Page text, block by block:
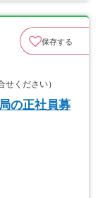
保存する
ください）
の正社員募